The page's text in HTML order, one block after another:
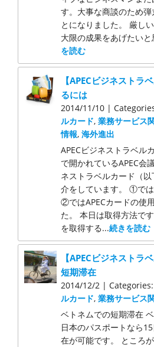
す。大事な商談のため
とになりました。 厳し
大限の成果をあげたい
を読む
【APECビジネスト
るには
2014/11/10 |
ルカード,業務サービス
情報,海外進出
APECビジネストラベル
で開かれているAPEC会
ネストラベルカード（
介をしています。 ①では
②ではAPECカードの使
た。 本日は取得方法で
を取得する...続きを読む
【APECビジネストラ
短期滞在
2014/12/2 |
ルカード,業務サービス
ベトネムでの短期滞在
日本のパスポートなら
在が可能です。 ところ